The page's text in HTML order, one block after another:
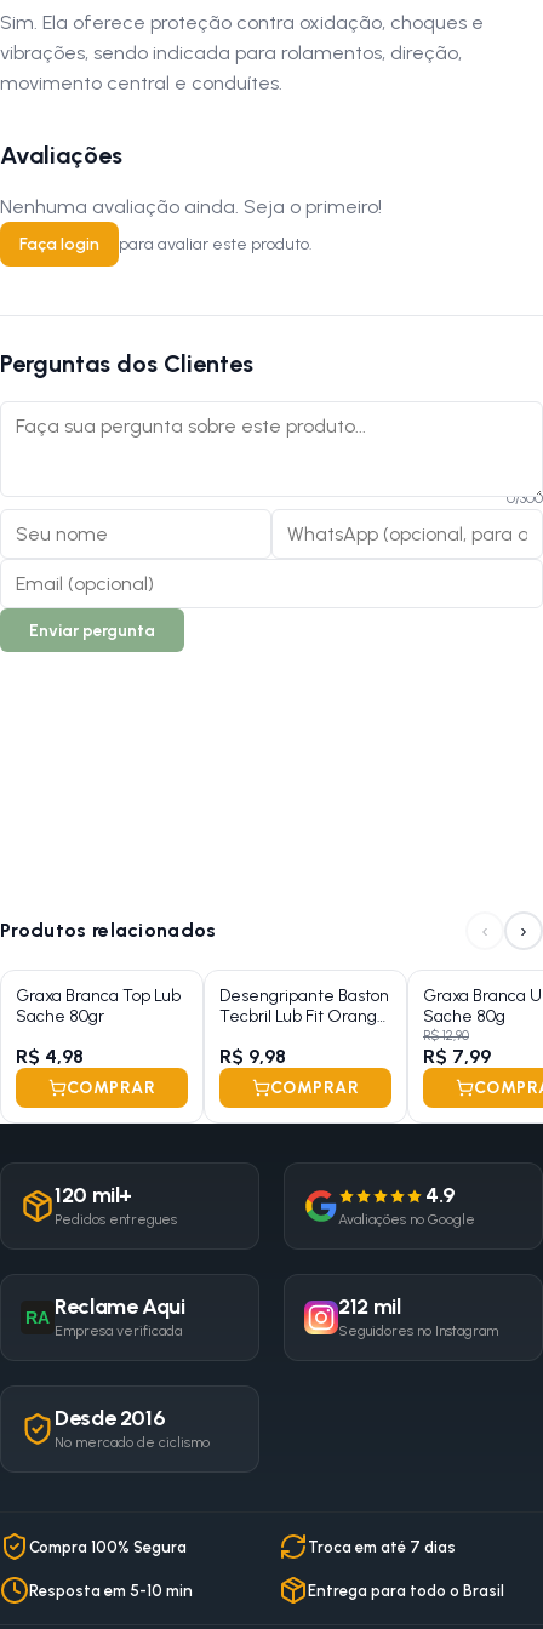
central e conduítes. Siga-nos no Instagram: @lojanapista Assista
nosso canal no YouTube: Lojanapista
Sim. Ela oferece proteção contra oxidação, choques e
vibrações, sendo indicada para rolamentos, direção,
movimento central e conduítes.
Avaliações
Nenhuma avaliação ainda. Seja o primeiro!
Faça login para avaliar este produto.
Perguntas dos Clientes
0/300
Enviar pergunta
Produtos relacionados ‹ ›
Graxa Branca Top Lub
Sache 80gr
R$ 4,98
COMPRAR
Desengripante Baston
Tecbril Lub Fit Orange
R$ 9,98
COMPRAR
Graxa Branca
Sache 80g
R$ 12,90
R$ 7,99
120 mil+
Pedidos entregues
4.9
Avaliações no Google
RA Reclame Aqui
Empresa verificada
212 mil
Seguidores no Instagram
Desde 2016
No mercado de ciclismo
Compra 100% Segura Troca em até 7 dias
Resposta em 5-10 min Entrega para todo o Brasil